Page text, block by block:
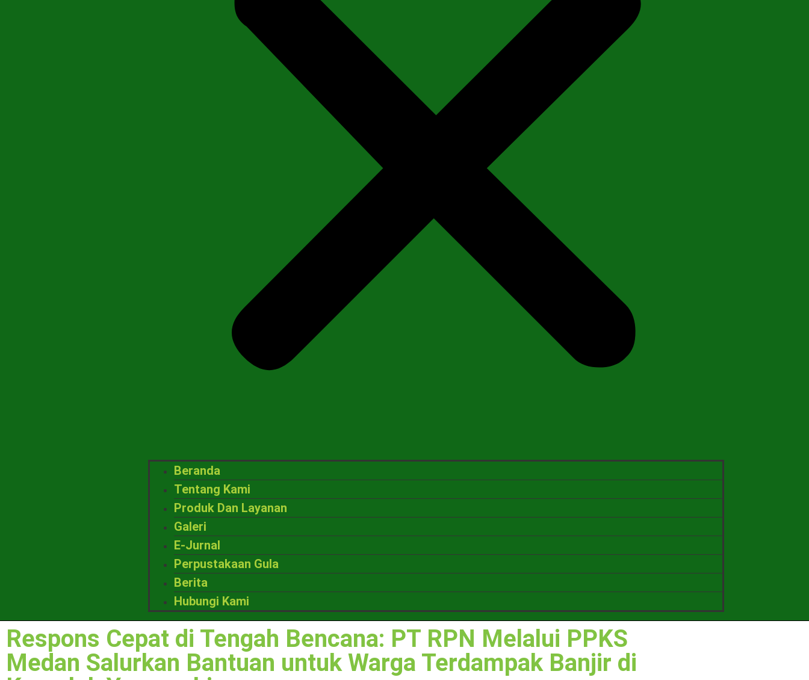
Beranda
Tentang Kami
Produk Dan Layanan
Galeri
E-Jurnal
Perpustakaan Gula
Berita
Hubungi Kami
Respons Cepat di Tengah Bencana: PT RPN Melalui PPKS
Medan Salurkan Bantuan untuk Warga Terdampak Banjir di